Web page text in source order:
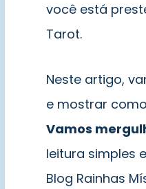
você está
Tarot.
Neste artigo,
e mostrar
Vamos
leitura simples
Blog Rainhas